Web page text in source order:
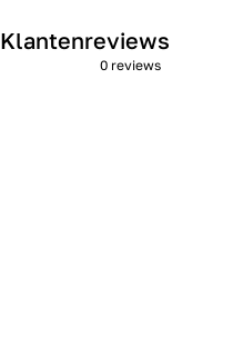
Klantenreviews
0 reviews